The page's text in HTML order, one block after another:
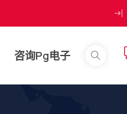
咨询pg电子